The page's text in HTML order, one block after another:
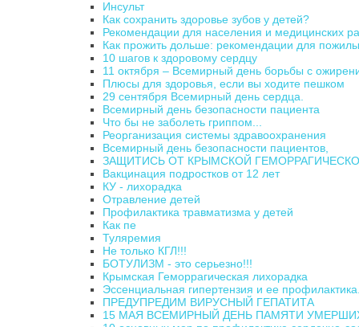
Инсульт
Как сохранить здоровье зубов у детей?
Рекомендации для населения и медицинских
Как прожить дольше: рекомендации для
10 шагов к здоровому сердцу
11 октября – Всемирный день борьбы с
Плюсы для здоровья, если вы ходите пешком
29 сентября Всемирный день сердца.
Всемирный день безопасности пациента
Что бы не заболеть гриппом...
Реорганизация системы здравоохранения
Всемирный день безопасности пациентов,
ЗАЩИТИСЬ ОТ КРЫМСКОЙ
Вакцинация подростков от 12 лет
КУ - лихорадка
Отравление детей
Профилактика травматизма у детей
Как пе
Туляремия
Не только КГЛ!!!
БОТУЛИЗМ - это серьезно!!!
Крымская Геморрагическая лихорадка
Эссенциальная гипертензия и ее
ПРЕДУПРЕДИМ ВИРУСНЫЙ ГЕПАТИТА
15 МАЯ ВСЕМИРНЫЙ ДЕНЬ ПАМЯТИ